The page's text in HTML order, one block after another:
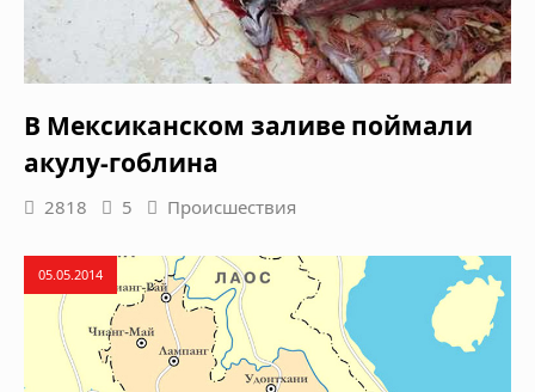
В Мексиканском заливе поймали
акулу-гоблина
2818 5 Происшествия
05.05.2014